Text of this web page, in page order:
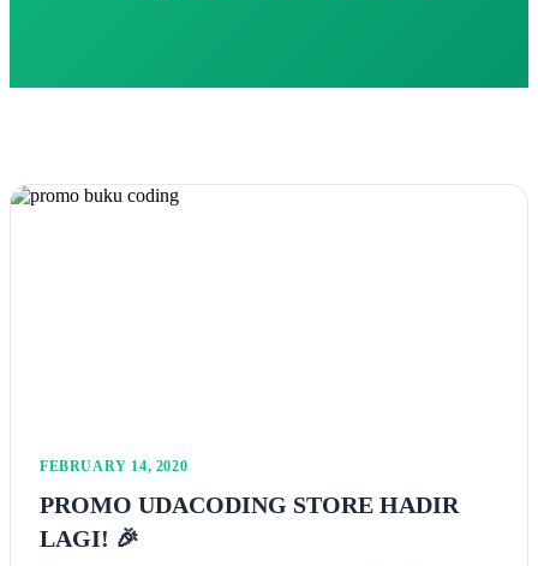
FEBRUARY 14, 2020
PROMO UDACODING STORE HADIR
LAGI! 🎉